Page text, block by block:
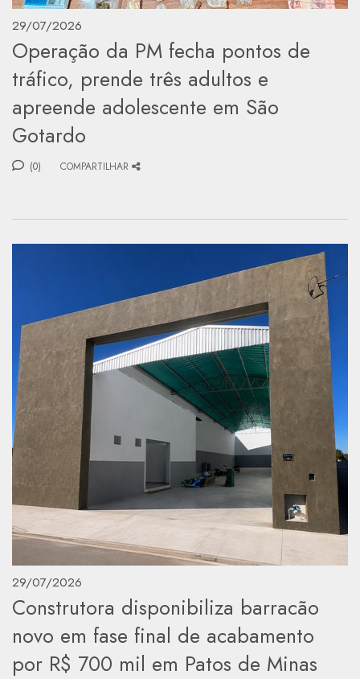
29/07/2026
Operação da PM fecha pontos de
tráfico, prende três adultos e
apreende adolescente em São
Gotardo
(0) COMPARTILHAR
29/07/2026
Construtora disponibiliza barracão
novo em fase final de acabamento
por R$ 700 mil em Patos de Minas